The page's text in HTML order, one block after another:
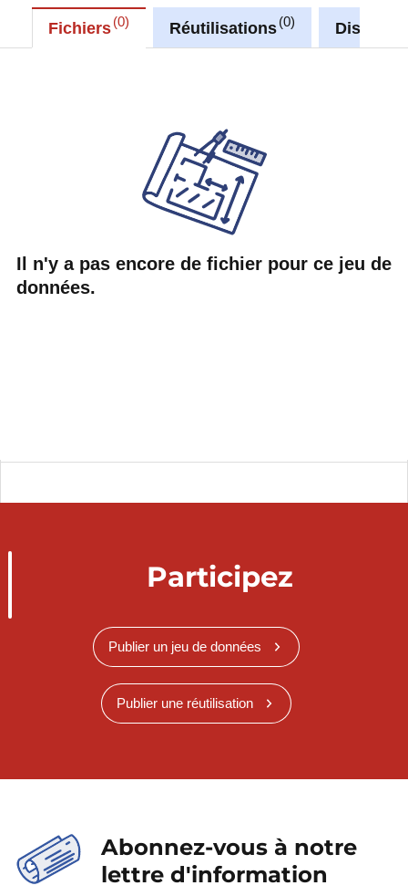
Fichiers 0 Réutilisations 0
Il n'y a pas encore de fichier pour ce jeu de
données.
Participez
Publier un jeu de données
Publier une réutilisation
Abonnez-vous à notre
lettre d'information